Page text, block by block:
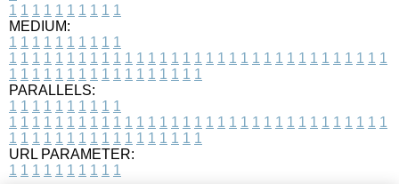
1 1 1 1 1 1 1 1 1 1
MEDIUM:
1 1 1 1 1 1 1 1 1 1
1 1 1 1 1 1 1 1 1 1 1 1 1 1 1 1 1 1 1 1 1 1 1 1 1 1 1 1 1 1 1 1 1
1 1 1 1 1 1 1 1 1 1 1 1 1 1 1 1 1
PARALLELS:
1 1 1 1 1 1 1 1 1 1
1 1 1 1 1 1 1 1 1 1 1 1 1 1 1 1 1 1 1 1 1 1 1 1 1 1 1 1 1 1 1 1 1
1 1 1 1 1 1 1 1 1 1 1 1 1 1 1 1 1
URL PARAMETER:
1 1 1 1 1 1 1 1 1 1